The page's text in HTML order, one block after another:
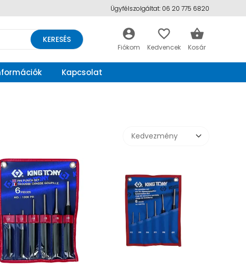
Ügyfélszolgáltat: 06 20 775 6820
Kapcsolat
account_circle favorite_border shopping_basket
KERESÉS